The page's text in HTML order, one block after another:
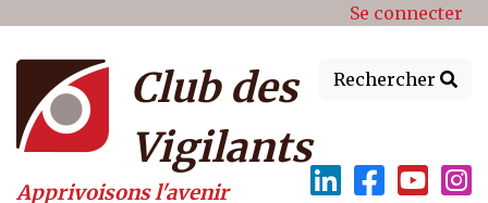
Menu du compte de Se connecter
Rechercher
Club des
Vigilants
Apprivoisons l'avenir